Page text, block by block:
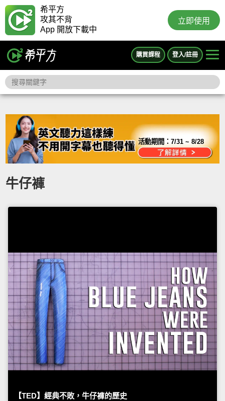
希平方
攻其不背
App 開放下載中
立即使用
購買課程 登入/註冊
活動期間：7/31 ~ 8/28
牛仔褲
【TED】經典不敗，牛仔褲的歷史